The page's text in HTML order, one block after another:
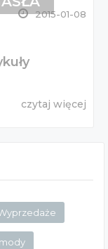
2015-01-08
czytaj więcej